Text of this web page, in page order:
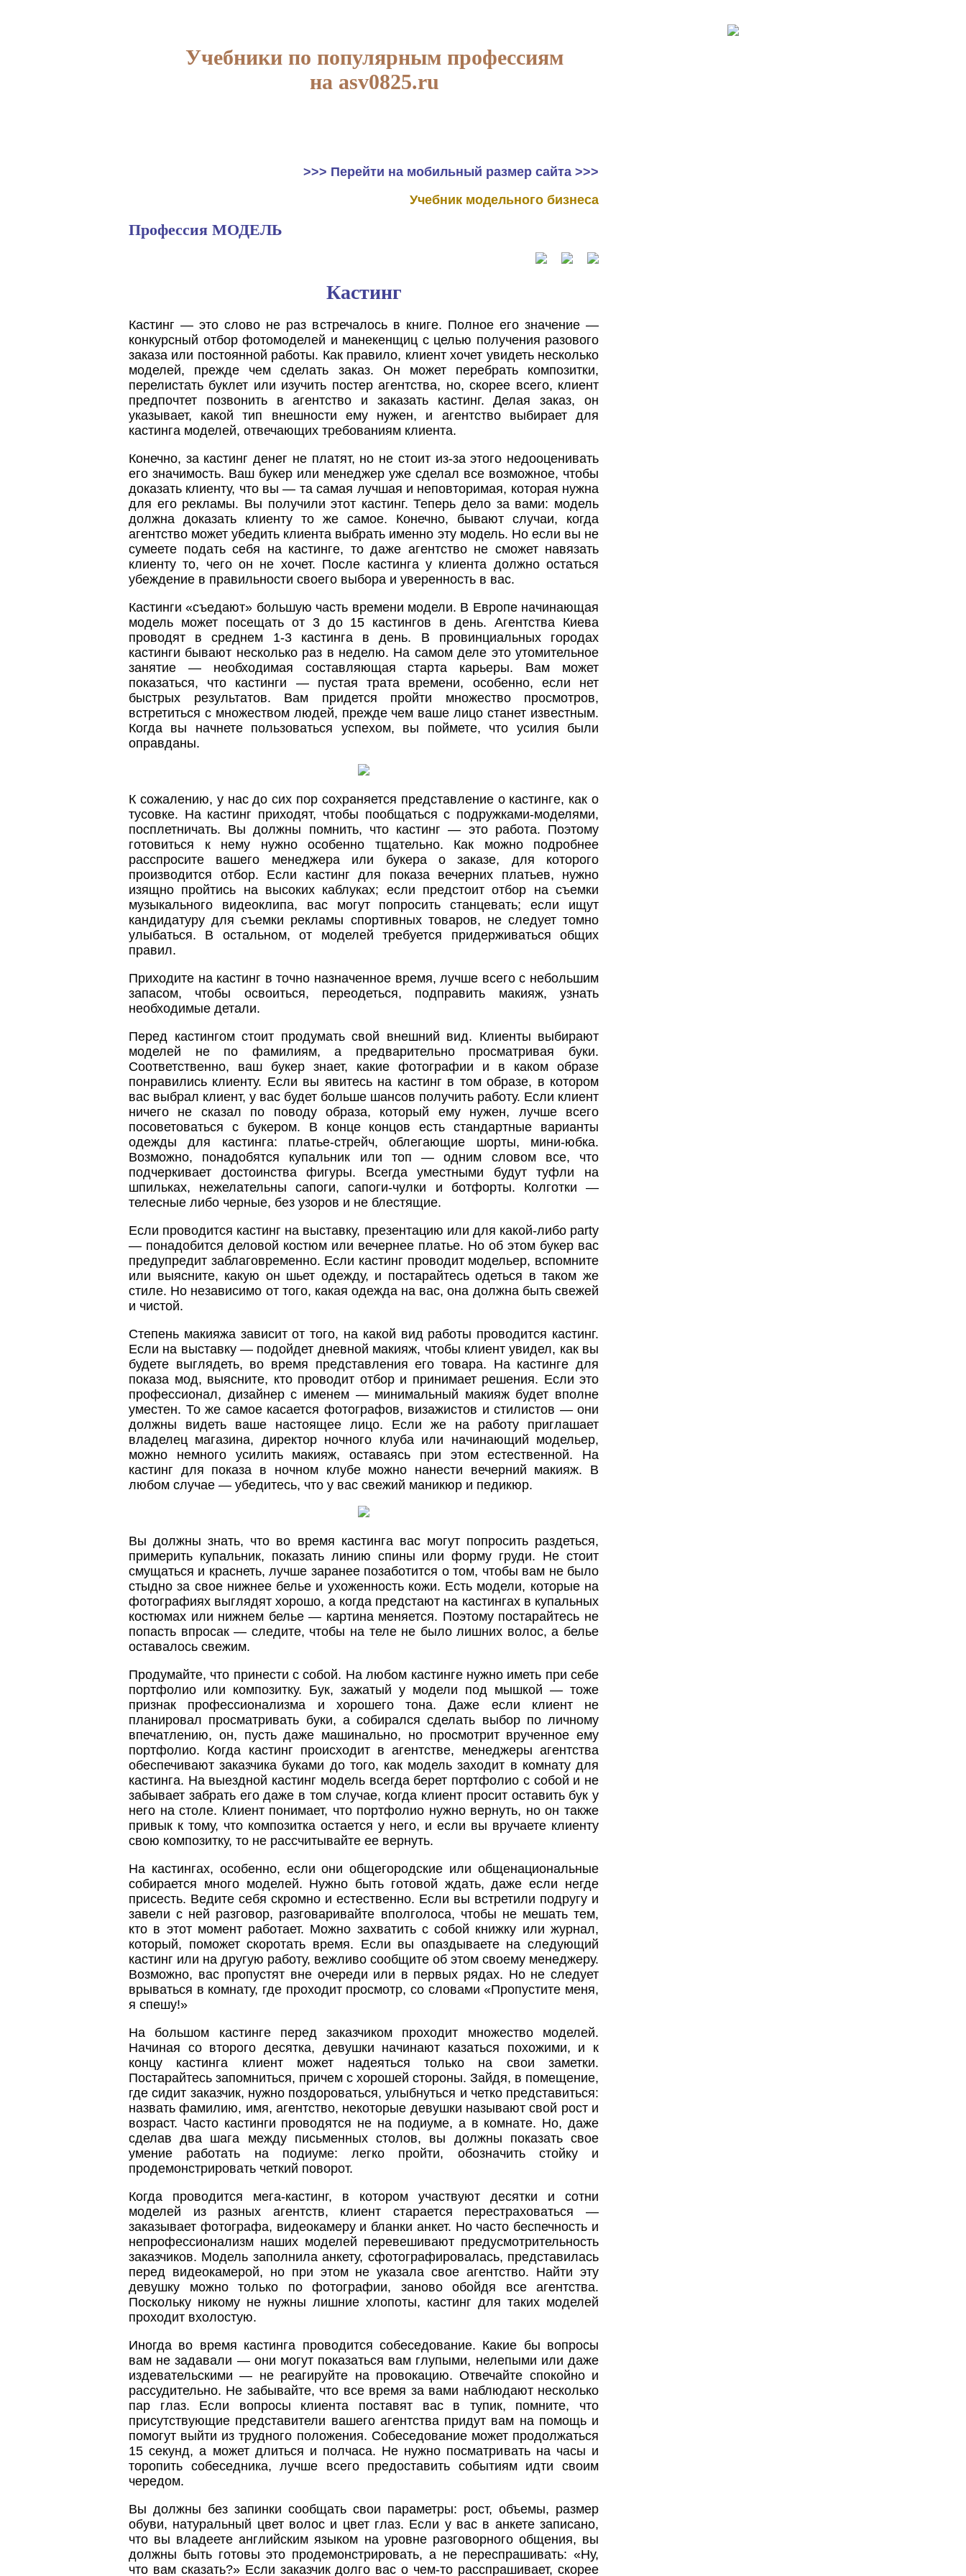
Учебники по популярным профессиям
на asv0825.ru
>>> Перейти на мобильный размер сайта >>>
Учебник модельного бизнеса
Профессия МОДЕЛЬ
Кастинг
Кастинг — это слово не раз встречалось в книге. Полное его значение —
конкурсный отбор фотомоделей и манекенщиц с целью получения разового
заказа или постоянной работы. Как правило, клиент хочет увидеть несколько
моделей, прежде чем сделать заказ. Он может перебрать композитки,
перелистать буклет или изучить постер агентства, но, скорее всего, клиент
предпочтет позвонить в агентство и заказать кастинг. Делая заказ, он
указывает, какой тип внешности ему нужен, и агентство выбирает для
кастинга моделей, отвечающих требованиям клиента.
Конечно, за кастинг денег не платят, но не стоит из-за этого недооценивать
его значимость. Ваш букер или менеджер уже сделал все возможное, чтобы
доказать клиенту, что вы — та самая лучшая и неповторимая, которая нужна
для его рекламы. Вы получили этот кастинг. Теперь дело за вами: модель
должна доказать клиенту то же самое. Конечно, бывают случаи, когда
агентство может убедить клиента выбрать именно эту модель. Но если вы не
сумеете подать себя на кастинге, то даже агентство не сможет навязать
клиенту то, чего он не хочет. После кастинга у клиента должно остаться
убеждение в правильности своего выбора и уверенность в вас.
Кастинги «съедают» большую часть времени модели. В Европе начинающая
модель может посещать от 3 до 15 кастингов в день. Агентства Киева
проводят в среднем 1-3 кастинга в день. В провинциальных городах
кастинги бывают несколько раз в неделю. На самом деле это утомительное
занятие — необходимая составляющая старта карьеры. Вам может
показаться, что кастинги — пустая трата времени, особенно, если нет
быстрых результатов. Вам придется пройти множество просмотров,
встретиться с множеством людей, прежде чем ваше лицо станет известным.
Когда вы начнете пользоваться успехом, вы поймете, что усилия были
оправданы.
К сожалению, у нас до сих пор сохраняется представление о кастинге, как о
тусовке. На кастинг приходят, чтобы пообщаться с подружками-моделями,
посплетничать. Вы должны помнить, что кастинг — это работа. Поэтому
готовиться к нему нужно особенно тщательно. Как можно подробнее
расспросите вашего менеджера или букера о заказе, для которого
производится отбор. Если кастинг для показа вечерних платьев, нужно
изящно пройтись на высоких каблуках; если предстоит отбор на съемки
музыкального видеоклипа, вас могут попросить станцевать; если ищут
кандидатуру для съемки рекламы спортивных товаров, не следует томно
улыбаться. В остальном, от моделей требуется придерживаться общих
правил.
Приходите на кастинг в точно назначенное время, лучше всего с небольшим
запасом, чтобы освоиться, переодеться, подправить макияж, узнать
необходимые детали.
Перед кастингом стоит продумать свой внешний вид. Клиенты выбирают
моделей не по фамилиям, а предварительно просматривая буки.
Соответственно, ваш букер знает, какие фотографии и в каком образе
понравились клиенту. Если вы явитесь на кастинг в том образе, в котором
вас выбрал клиент, у вас будет больше шансов получить работу. Если клиент
ничего не сказал по поводу образа, который ему нужен, лучше всего
посоветоваться с букером. В конце концов есть стандартные варианты
одежды для кастинга: платье-стрейч, облегающие шорты, мини-юбка.
Возможно, понадобятся купальник или топ — одним словом все, что
подчеркивает достоинства фигуры. Всегда уместными будут туфли на
шпильках, нежелательны сапоги, сапоги-чулки и ботфорты. Колготки —
телесные либо черные, без узоров и не блестящие.
Если проводится кастинг на выставку, презентацию или для какой-либо party
— понадобится деловой костюм или вечернее платье. Но об этом букер вас
предупредит заблаговременно. Если кастинг проводит модельер, вспомните
или выясните, какую он шьет одежду, и постарайтесь одеться в таком же
стиле. Но независимо от того, какая одежда на вас, она должна быть свежей
и чистой.
Степень макияжа зависит от того, на какой вид работы проводится кастинг.
Если на выставку — подойдет дневной макияж, чтобы клиент увидел, как вы
будете выглядеть, во время представления его товара. На кастинге для
показа мод, выясните, кто проводит отбор и принимает решения. Если это
профессионал, дизайнер с именем — минимальный макияж будет вполне
уместен. То же самое касается фотографов, визажистов и стилистов — они
должны видеть ваше настоящее лицо. Если же на работу приглашает
владелец магазина, директор ночного клуба или начинающий модельер,
можно немного усилить макияж, оставаясь при этом естественной. На
кастинг для показа в ночном клубе можно нанести вечерний макияж. В
любом случае — убедитесь, что у вас свежий маникюр и педикюр.
Вы должны знать, что во время кастинга вас могут попросить раздеться,
примерить купальник, показать линию спины или форму груди. Не стоит
смущаться и краснеть, лучше заранее позаботится о том, чтобы вам не было
стыдно за свое нижнее белье и ухоженность кожи. Есть модели, которые на
фотографиях выглядят хорошо, а когда предстают на кастингах в купальных
костюмах или нижнем белье — картина меняется. Поэтому постарайтесь не
попасть впросак — следите, чтобы на теле не было лишних волос, а белье
оставалось свежим.
Продумайте, что принести с собой. На любом кастинге нужно иметь при себе
портфолио или композитку. Бук, зажатый у модели под мышкой — тоже
признак профессионализма и хорошего тона. Даже если клиент не
планировал просматривать буки, а собирался сделать выбор по личному
впечатлению, он, пусть даже машинально, но просмотрит врученное ему
портфолио. Когда кастинг происходит в агентстве, менеджеры агентства
обеспечивают заказчика буками до того, как модель заходит в комнату для
кастинга. На выездной кастинг модель всегда берет портфолио с собой и не
забывает забрать его даже в том случае, когда клиент просит оставить бук у
него на столе. Клиент понимает, что портфолио нужно вернуть, но он также
привык к тому, что композитка остается у него, и если вы вручаете клиенту
свою композитку, то не рассчитывайте ее вернуть.
На кастингах, особенно, если они общегородские или общенациональные
собирается много моделей. Нужно быть готовой ждать, даже если негде
присесть. Ведите себя скромно и естественно. Если вы встретили подругу и
завели с ней разговор, разговаривайте вполголоса, чтобы не мешать тем,
кто в этот момент работает. Можно захватить с собой книжку или журнал,
который, поможет скоротать время. Если вы опаздываете на следующий
кастинг или на другую работу, вежливо сообщите об этом своему менеджеру.
Возможно, вас пропустят вне очереди или в первых рядах. Но не следует
врываться в комнату, где проходит просмотр, со словами «Пропустите меня,
я спешу!»
На большом кастинге перед заказчиком проходит множество моделей.
Начиная со второго десятка, девушки начинают казаться похожими, и к
концу кастинга клиент может надеяться только на свои заметки.
Постарайтесь запомниться, причем с хорошей стороны. Зайдя, в помещение,
где сидит заказчик, нужно поздороваться, улыбнуться и четко представиться:
назвать фамилию, имя, агентство, некоторые девушки называют свой рост и
возраст. Часто кастинги проводятся не на подиуме, а в комнате. Но, даже
сделав два шага между письменных столов, вы должны показать свое
умение работать на подиуме: легко пройти, обозначить стойку и
продемонстрировать четкий поворот.
Когда проводится мега-кастинг, в котором участвуют десятки и сотни
моделей из разных агентств, клиент старается перестраховаться —
заказывает фотографа, видеокамеру и бланки анкет. Но часто беспечность и
непрофессионализм наших моделей перевешивают предусмотрительность
заказчиков. Модель заполнила анкету, сфотографировалась, представилась
перед видеокамерой, но при этом не указала свое агентство. Найти эту
девушку можно только по фотографии, заново обойдя все агентства.
Поскольку никому не нужны лишние хлопоты, кастинг для таких моделей
проходит вхолостую.
Иногда во время кастинга проводится собеседование. Какие бы вопросы
вам не задавали — они могут показаться вам глупыми, нелепыми или даже
издевательскими — не реагируйте на провокацию. Отвечайте спокойно и
рассудительно. Не забывайте, что все время за вами наблюдают несколько
пар глаз. Если вопросы клиента поставят вас в тупик, помните, что
присутствующие представители вашего агентства придут вам на помощь и
помогут выйти из трудного положения. Собеседование может продолжаться
15 секунд, а может длиться и полчаса. Не нужно посматривать на часы и
торопить собеседника, лучше всего предоставить событиям идти своим
чередом.
Вы должны без запинки сообщать свои параметры: рост, объемы, размер
обуви, натуральный цвет волос и цвет глаз. Если у вас в анкете записано,
что вы владеете английским языком на уровне разговорного общения, вы
должны быть готовы это продемонстрировать, а не переспрашивать: «Ну,
что вам сказать?» Если заказчик долго вас о чем-то расспрашивает, скорее